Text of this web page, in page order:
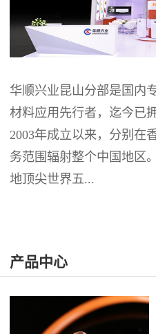
华顺兴业昆山分部是国内
材料应用先行者，迄今已
2003年成立以来，分别在
务范围辐射整个中国地
地顶尖世界五...
产品中心